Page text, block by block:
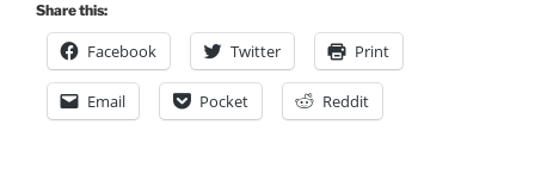
Share this:
Facebook Twitter Print
Email Pocket Reddit